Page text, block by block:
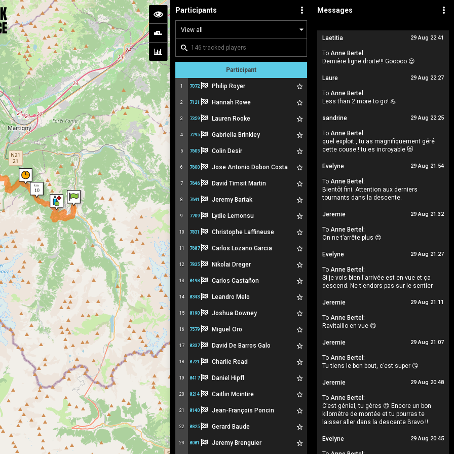
Messages
Laetitia 29 Aug 22:41
To Anne Bertel:
Dernière ligne droite!!! Gooooo 😍
Laure 29 Aug 22:27
To Anne Bertel:
Less than 2 more to go! 💪
sandrine 29 Aug 22:25
To Anne Bertel:
quel exploit , tu as magnifiquement géré
cette couse ! tu es incroyable 😻
Evelyne 29 Aug 21:54
To Anne Bertel:
Bientôt fini. Attention aux derniers
tournants dans la descente.
Jeremie 29 Aug 21:32
To Anne Bertel:
On ne t’arrête plus 😍
Evelyne 29 Aug 21:27
To Anne Bertel:
Si je vois bien l'arrivée est en vue et ça
descend. Ne t'endors pas sur le sentier
Jeremie 29 Aug 21:11
To Anne Bertel:
Ravitaillo en vue 😋
Jeremie 29 Aug 21:07
To Anne Bertel:
Tu tiens le bon bout, c’est super 😘
Jeremie 29 Aug 20:48
To Anne Bertel:
C’est génial, tu gères 😍 Encore un bon
kilomètre de montée et tu pourras te
laisser aller dans la descente Bravo !!
Evelyne 29 Aug 20:45
Participants
Participant
1 7072 Philip Royer
2 7121 Hannah Rowe
3 7359 Lauren Rooke
4 7295 Gabriella Brinkley
5 7605 Colin Desir
6 7600 Jose Antonio Dobon Costa
7 7646 David Timsit Martin
8 7641 Jeremy Bartak
9 7709 Lydie Lemonsu
10 7831 Christophe Laffineuse
11 7687 Carlos Lozano Garcia
12 7835 Nikolai Dreger
13 8498 Carlos Castañon
14 8343 Leandro Melo
15 8190 Joshua Downey
16 7579 Miguel Oro
17 8337 David De Barros Galo
18 8721 Charlie Read
19 8417 Daniel Hipfl
20 8214 Caitlin Mcintire
21 8140 Jean-François Poncin
22 8825 Gerard Baude
23 8081 Jeremy Brenguier